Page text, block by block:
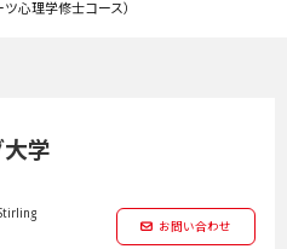
心理学修士コース）
学
お問い合わせ